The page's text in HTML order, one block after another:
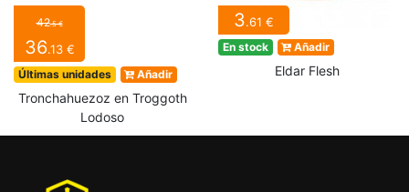
42.5 €
36.13 €
Últimas unidades Añadir
Tronchahuezoz en Troggoth
Lodoso
3.61 €
En stock Añadir
Eldar Flesh